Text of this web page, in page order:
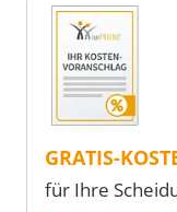
GRATIS-
für Ihre